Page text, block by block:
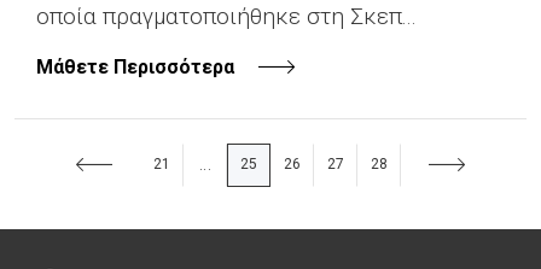
οποία πραγματοποιήθηκε στη Σκεπ...
Μάθετε Περισσότερα
21 25 26 27 28